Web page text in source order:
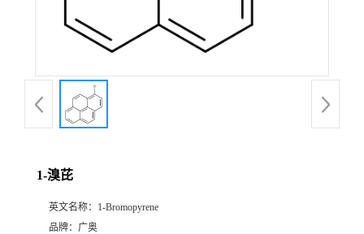
1-溴芘
英文名称： 1-Bromopyrene
品牌： 广奥